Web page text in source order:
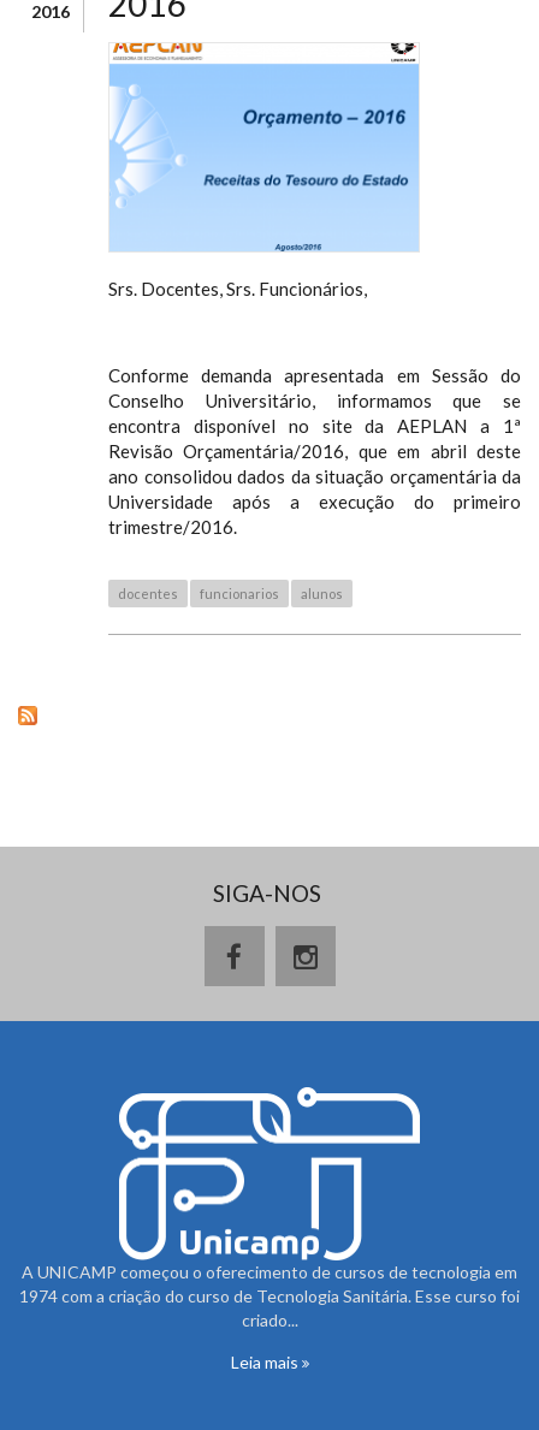
2016
Srs. Docentes, Srs. Funcionários,
Conforme demanda apresentada em Sessão do
Conselho Universitário, informamos que se
encontra disponível no site da AEPLAN a 1ª
Revisão Orçamentária/2016, que em abril deste
ano consolidou dados da situação orçamentária da
Universidade após a execução do primeiro
trimestre/2016.
docentes funcionarios alunos
SIGA-NOS
A UNICAMP começou o oferecimento de cursos de tecnologia em
1974 com a criação do curso de Tecnologia Sanitária. Esse curso foi
criado...
Leia mais